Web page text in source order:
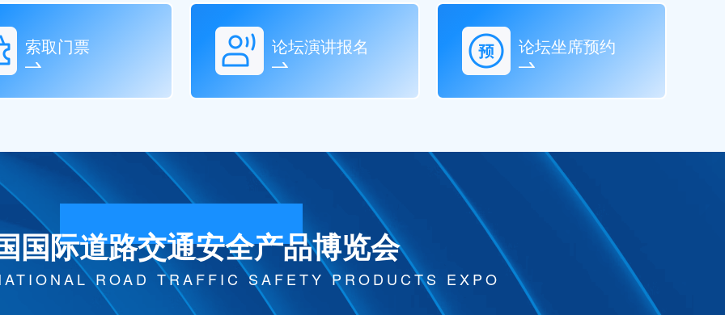
索取门票 论坛演讲报名 论坛坐席预约
国际道路交通安全产品博览会
ROAD TRAFFIC SAFETY PRODUCTS EXPO